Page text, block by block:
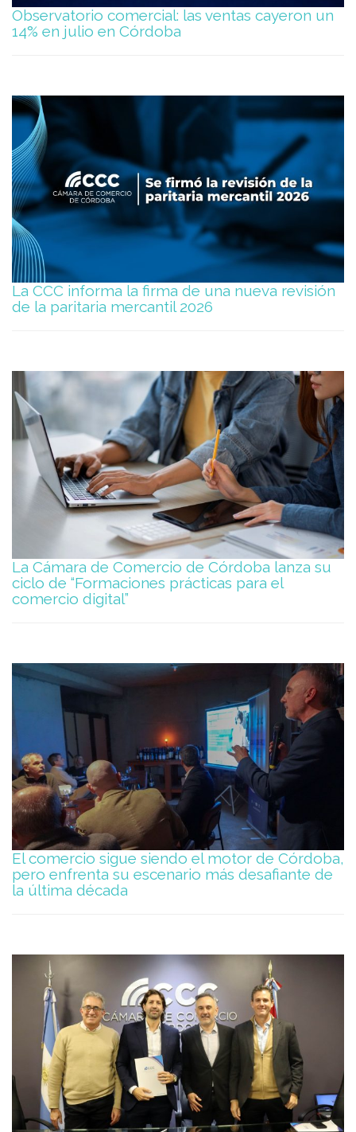
Observatorio comercial: las ventas cayeron un
14% en julio en Córdoba
La CCC informa la firma de una nueva revisión
de la paritaria mercantil 2026
La Cámara de Comercio de Córdoba lanza su
ciclo de “Formaciones prácticas para el
comercio digital”
El comercio sigue siendo el motor de Córdoba,
pero enfrenta su escenario más desafiante de
la última década